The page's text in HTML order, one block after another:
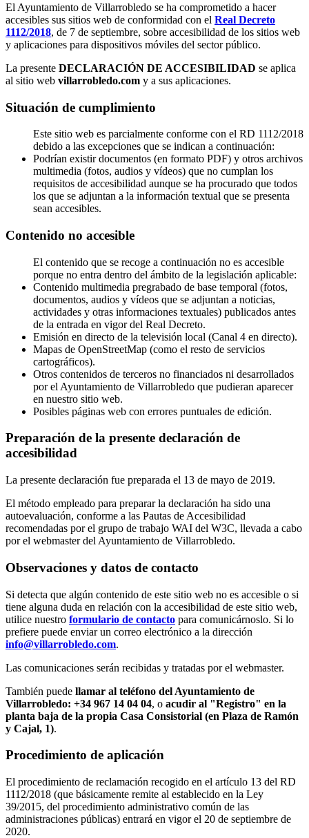
El Ayuntamiento de Villarrobledo se ha comprometido a hacer
accesibles sus sitios web de conformidad con el Real Decreto
1112/2018, de 7 de septiembre, sobre accesibilidad de los sitios web
y aplicaciones para dispositivos móviles del sector público.
La presente DECLARACIÓN DE ACCESIBILIDAD se aplica
al sitio web villarrobledo.com y a sus aplicaciones.
Situación de cumplimiento
Este sitio web es parcialmente conforme con el RD 1112/2018
debido a las excepciones que se indican a continuación:
Podrían existir documentos (en formato PDF) y otros archivos
multimedia (fotos, audios y vídeos) que no cumplan los
requisitos de accesibilidad aunque se ha procurado que todos
los que se adjuntan a la información textual que se presenta
sean accesibles.
Contenido no accesible
El contenido que se recoge a continuación no es accesible
porque no entra dentro del ámbito de la legislación aplicable:
Contenido multimedia pregrabado de base temporal (fotos,
documentos, audios y vídeos que se adjuntan a noticias,
actividades y otras informaciones textuales) publicados antes
de la entrada en vigor del Real Decreto.
Emisión en directo de la televisión local (Canal 4 en directo).
Mapas de OpenStreetMap (como el resto de servicios
cartográficos).
Otros contenidos de terceros no financiados ni desarrollados
por el Ayuntamiento de Villarrobledo que pudieran aparecer
en nuestro sitio web.
Posibles páginas web con errores puntuales de edición.
Preparación de la presente declaración de
accesibilidad
La presente declaración fue preparada el 13 de mayo de 2019.
El método empleado para preparar la declaración ha sido una
autoevaluación, conforme a las Pautas de Accesibilidad
recomendadas por el grupo de trabajo WAI del W3C, llevada a cabo
por el webmaster del Ayuntamiento de Villarrobledo.
Observaciones y datos de contacto
Si detecta que algún contenido de este sitio web no es accesible o si
tiene alguna duda en relación con la accesibilidad de este sitio web,
utilice nuestro formulario de contacto para comunicárnoslo. Si lo
prefiere puede enviar un correo electrónico a la dirección
info@villarrobledo.com.
Las comunicaciones serán recibidas y tratadas por el webmaster.
También puede llamar al teléfono del Ayuntamiento de
Villarrobledo: +34 967 14 04 04, o acudir al "Registro" en la
planta baja de la propia Casa Consistorial (en Plaza de Ramón
y Cajal, 1).
Procedimiento de aplicación
El procedimiento de reclamación recogido en el artículo 13 del RD
1112/2018 (que básicamente remite al establecido en la Ley
39/2015, del procedimiento administrativo común de las
administraciones públicas) entrará en vigor el 20 de septiembre de
2020.